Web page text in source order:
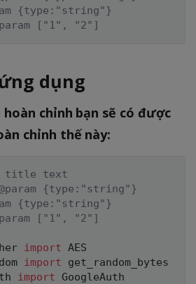
{type:"string"}
["1", "2"]
dụng
chỉnh bạn sẽ có được
chỉnh thế này:
title text
{type:"string"}
{type:"string"}
["1", "2"]
import
import
import